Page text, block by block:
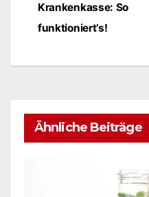
Krankenkasse: So
funktioniert’s!
Ähnliche Beiträge